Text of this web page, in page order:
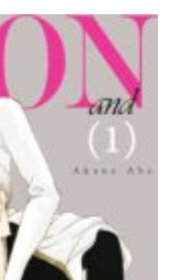
Ajouter
à la
wishlist